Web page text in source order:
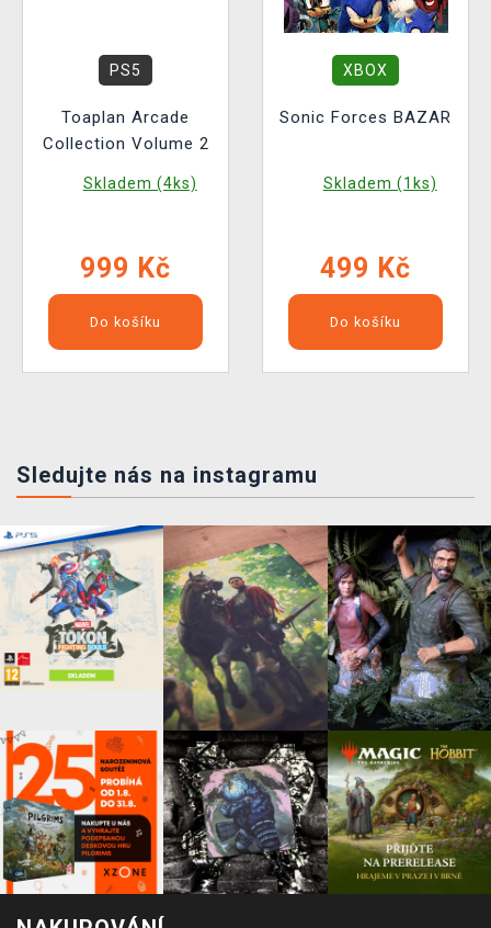
PS5
Toaplan Arcade
Collection Volume 2
Skladem (4ks)
999 Kč
Do košíku
XBOX
Sonic Forces BAZAR
Skladem (1ks)
499 Kč
Do košíku
Sledujte nás na instagramu